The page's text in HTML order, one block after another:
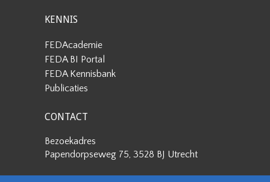
KENNIS
FEDAcademie
FEDA BI Portal
FEDA Kennisbank
Publicaties
CONTACT
Bezoekadres
Papendorpseweg 75, 3528 BJ Utrecht